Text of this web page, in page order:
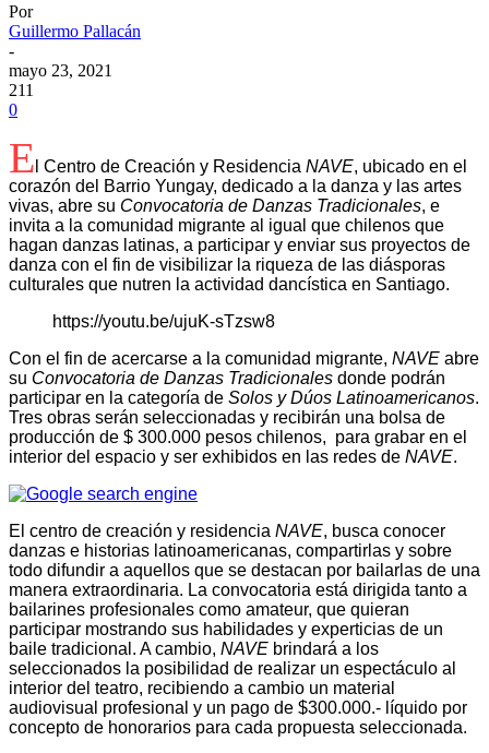
Por
Guillermo Pallacán
-
mayo 23, 2021
211
0
E l Centro de Creación y Residencia NAVE, ubicado en el
corazón del Barrio Yungay, dedicado a la danza y las artes
vivas, abre su Convocatoria de Danzas Tradicionales, e
invita a la comunidad migrante al igual que chilenos que
hagan danzas latinas, a participar y enviar sus proyectos de
danza con el fin de visibilizar la riqueza de las diásporas
culturales que nutren la actividad dancística en Santiago.
https://youtu.be/ujuK-sTzsw8
Con el fin de acercarse a la comunidad migrante, NAVE abre
su Convocatoria de Danzas Tradicionales donde podrán
participar en la categoría de Solos y Dúos Latinoamericanos.
Tres obras serán seleccionadas y recibirán una bolsa de
producción de $ 300.000 pesos chilenos, para grabar en el
interior del espacio y ser exhibidos en las redes de NAVE.
El centro de creación y residencia NAVE, busca conocer
danzas e historias latinoamericanas, compartirlas y sobre
todo difundir a aquellos que se destacan por bailarlas de una
manera extraordinaria. La convocatoria está dirigida tanto a
bailarines profesionales como amateur, que quieran
participar mostrando sus habilidades y experticias de un
baile tradicional. A cambio, NAVE brindará a los
seleccionados la posibilidad de realizar un espectáculo al
interior del teatro, recibiendo a cambio un material
audiovisual profesional y un pago de $300.000.- líquido por
concepto de honorarios para cada propuesta seleccionada.